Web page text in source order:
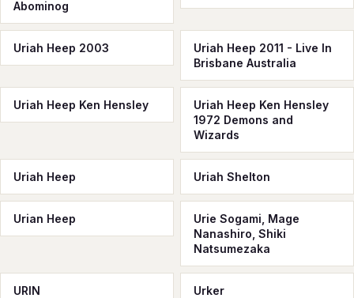
Abominog
Uriah Heep 2003
Uriah Heep 2011 - Live In
Brisbane Australia
Uriah Heep Ken Hensley
Uriah Heep Ken Hensley
1972 Demons and
Wizards
Uriah Heeр Uriah Shelton
Urian Heep
Urie Sogami, Mage
Nanashiro, Shiki
Natsumezaka
URIN Urker